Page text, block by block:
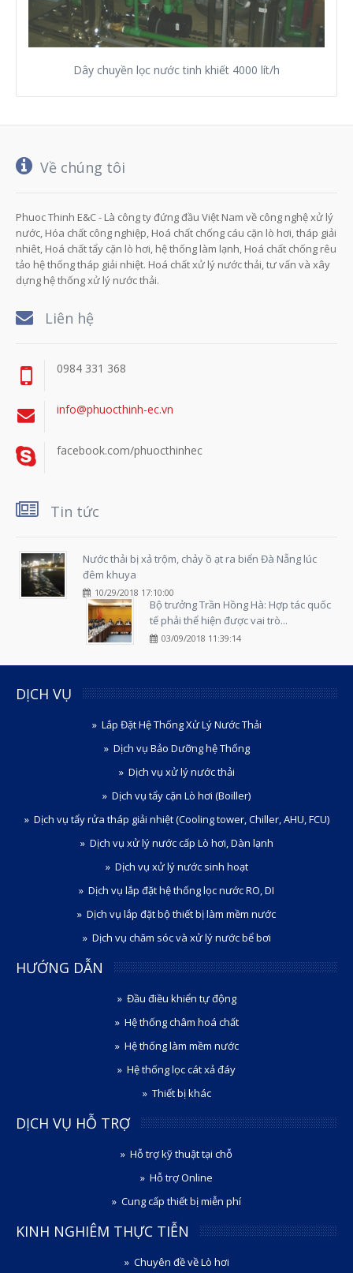
Dây chuyền lọc nước tinh khiết 4000 lít/h
Về chúng tôi
Phuoc Thinh E&C - Là công ty đứng đầu Việt Nam về công nghệ xử lý
nước, Hóa chất công nghiệp, Hoá chất chống cáu cặn lò hơi, tháp giải
nhiêt, Hoá chất tẩy cặn lò hơi, hệ thống làm lạnh, Hoá chất chống rêu
tảo hệ thống tháp giải nhiệt. Hoá chất xử lý nước thải, tư vấn và xây
dựng hệ thống xử lý nước thải.
Liên hệ
0984 331 368
info@phuocthinh-ec.vn
facebook.com/phuocthinhec
Tin tức
Nước thải bị xả trộm, chảy ồ ạt ra biển Đà Nẵng lúc
đêm khuya
10/29/2018 17:10:00
Bộ trưởng Trần Hồng Hà: Hợp tác quốc
tế phải thể hiện được vai trò...
03/09/2018 11:39:14
DỊCH VỤ
Lắp Đặt Hệ Thống Xử Lý Nước Thải
Dịch vụ Bảo Dưỡng hệ Thống
Dịch vụ xử lý nước thải
Dịch vụ tẩy cặn Lò hơi (Boiller)
Dịch vụ tẩy rửa tháp giải nhiệt (Cooling tower, Chiller, AHU, FCU)
Dịch vụ xử lý nước cấp Lò hơi, Dàn lạnh
Dịch vụ xử lý nước sinh hoạt
Dịch vụ lắp đặt hệ thống lọc nước RO, DI
Dịch vụ lắp đặt bộ thiết bị làm mềm nước
Dịch vụ chăm sóc và xử lý nước bể bơi
HƯỚNG DẪN
Đầu điều khiển tự động
Hệ thống châm hoá chất
Hệ thống làm mềm nước
Hệ thống lọc cát xả đáy
Thiết bị khác
DỊCH VỤ HỖ TRỢ
Hỗ trợ kỹ thuật tại chỗ
Hỗ trợ Online
Cung cấp thiết bị miễn phí
KINH NGHIÊM THỰC TIỄN
Chuyên đề về Lò hơi